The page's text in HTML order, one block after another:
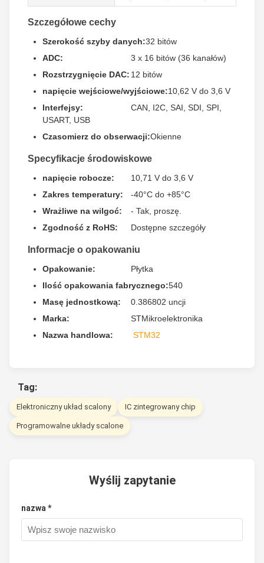
Szczegółowe cechy
Szerokość szyby danych:32 bitów
ADC:
3 x 16 bitów (36 kanałów)
Rozstrzygnięcie DAC: 12 bitów
napięcie wejściowe/wyjściowe:10,62 V do 3,6 V
Interfejsy:
CAN, I2C, SAI, SDI, SPI,
USART, USB
Czasomierz do obserwacji:Okienne
Specyfikacje środowiskowe
napięcie robocze:
10,71 V do 3,6 V
Zakres temperatury:
-40°C do +85°C
Wrażliwe na wilgoć:
- Tak, proszę.
Zgodność z RoHS:
Dostępne szczegóły
Informacje o opakowaniu
Opakowanie:
Płytka
Ilość opakowania fabrycznego:540
Masę jednostkową:
0.386802 uncji
Marka:
STMikroelektronika
Nazwa handlowa:
STM32
Tag:
Elektroniczny układ scalony IC zintegrowany chip
Programowalne układy scalone
Wyślij zapytanie
nazwa *